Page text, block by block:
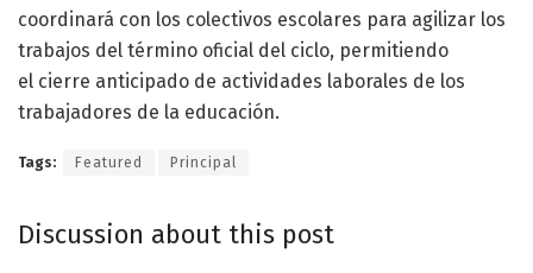
coordinará con los colectivos escolares para agilizar los
trabajos del término oficial del ciclo, permitiendo
el cierre anticipado de actividades laborales de los
trabajadores de la educación.
Tags: Featured Principal
Discussion about this post